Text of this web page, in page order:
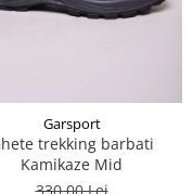
Garsport
trekking barbati
Kamikaze Mid